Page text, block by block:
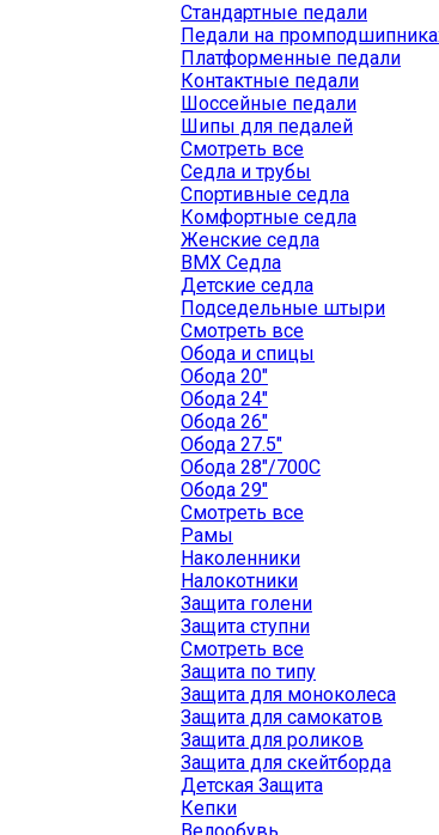
Стандартные педали
Педали на
Платформенные педали
Контактные педали
Шоссейные педали
Шипы для педалей
Смотреть все
Седла и трубы
Спортивные седла
Комфортные седла
Женские седла
BMX Седла
Детские седла
Подседельные штыри
Смотреть все
Обода и спицы
Обода 20"
Обода 24"
Обода 26"
Обода 27.5"
Обода 28"/700C
Обода 29"
Смотреть все
Рамы
Наколенники
Налокотники
Защита голени
Защита ступни
Смотреть все
Защита по типу
Защита для моноколеса
Защита для самокатов
Защита для роликов
Защита для скейтборда
Детская Защита
Кепки